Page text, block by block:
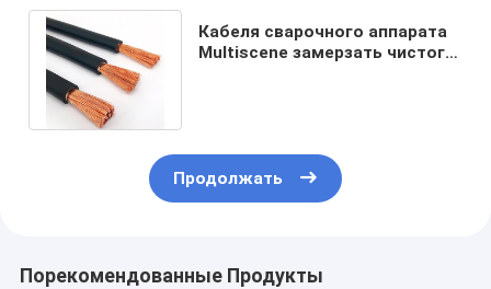
Кабеля сварочного аппарата
Multiscene замерзать чистого
Продолжать
Порекомендованные Продукты